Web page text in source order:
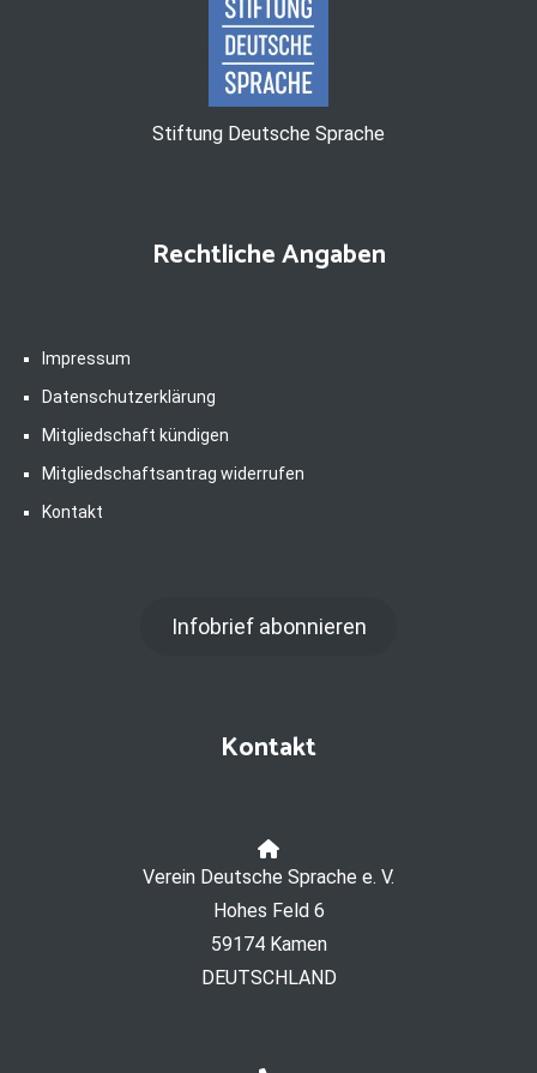
Stiftung Deutsche Sprache
Rechtliche Angaben
Impressum
Datenschutzerklärung
Mitgliedschaft kündigen
Mitgliedschaftsantrag widerrufen
Kontakt
Infobrief abonnieren
Kontakt
Verein Deutsche Sprache e. V.
Hohes Feld 6
59174 Kamen
DEUTSCHLAND